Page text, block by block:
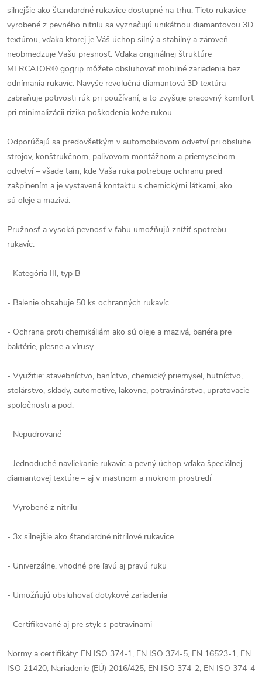
silnejšie ako štandardné rukavice dostupné na trhu. Tieto rukavice
vyrobené z pevného nitrilu sa vyznačujú unikátnou diamantovou 3D
textúrou, vďaka ktorej je Váš úchop silný a stabilný a zároveň
neobmedzuje Vašu presnosť. Vďaka originálnej štruktúre
MERCATOR® gogrip môžete obsluhovať mobilné zariadenia bez
odnímania rukavíc. Navyše revolučná diamantová 3D textúra
zabraňuje potivosti rúk pri používaní, a to zvyšuje pracovný komfort
pri minimalizácii rizika poškodenia kože rukou.
Odporúčajú sa predovšetkým v automobilovom odvetví pri obsluhe
strojov, konštrukčnom, palivovom montážnom a priemyselnom
odvetví – všade tam, kde Vaša ruka potrebuje ochranu pred
zašpinením a je vystavená kontaktu s chemickými látkami, ako
sú oleje a mazivá.
Pružnosť a vysoká pevnosť v ťahu umožňujú znížiť spotrebu
rukavíc.
- Kategória III, typ B
- Balenie obsahuje 50 ks ochranných rukavíc
- Ochrana proti chemikáliám ako sú oleje a mazivá, bariéra pre
baktérie, plesne a vírusy
- Využitie: stavebníctvo, baníctvo, chemický priemysel, hutníctvo,
stolárstvo, sklady, automotive, lakovne, potravinárstvo, upratovacie
spoločnosti a pod.
- Nepudrované
- Jednoduché navliekanie rukavíc a pevný úchop vďaka špeciálnej
diamantovej textúre – aj v mastnom a mokrom prostredí
- Vyrobené z nitrilu
- 3x silnejšie ako štandardné nitrilové rukavice
- Univerzálne, vhodné pre ľavú aj pravú ruku
- Umožňujú obsluhovať dotykové zariadenia
- Certifikované aj pre styk s potravinami
Normy a certifikáty: EN ISO 374-1, EN ISO 374-5, EN 16523-1, EN
ISO 21420, Nariadenie (EÚ) 2016/425, EN ISO 374-2, EN ISO 374-4